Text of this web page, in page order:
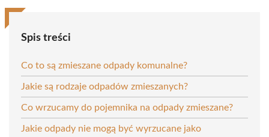
Spis treści
Co to są zmieszane odpady komunalne?
Jakie są rodzaje odpadów zmieszanych?
Co wrzucamy do pojemnika na odpady zmieszane?
Jakie odpady nie mogą być wyrzucane jako